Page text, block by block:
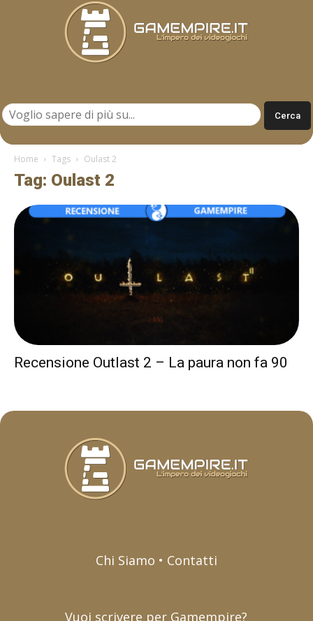
Home Tags Oulast 2
Tag: Oulast 2
Recensione Outlast 2 – La paura non fa 90
Chi Siamo • Contatti
Vuoi scrivere per Gamempire?